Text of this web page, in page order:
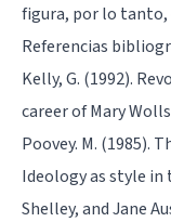
figura, por lo tanto,
Referencias
Kelly, G. (1992).
career of Mary
Poovey. M. (1985).
Ideology as style
Shelley, and Jane